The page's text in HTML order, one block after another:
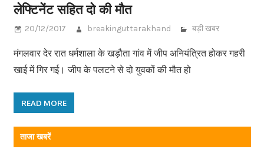
लेफ्टिनेंट सहित दो की मौत
20/12/2017 breakinguttarakhand बड़ी खबर
मंगलवार देर रात धर्मशाला के खड़ौता गांव में जीप अनियंत्रित होकर गहरी
खाई में गिर गई। जीप के पलटने से दो युवकों की मौत हो
READ MORE
ताजा खबरें